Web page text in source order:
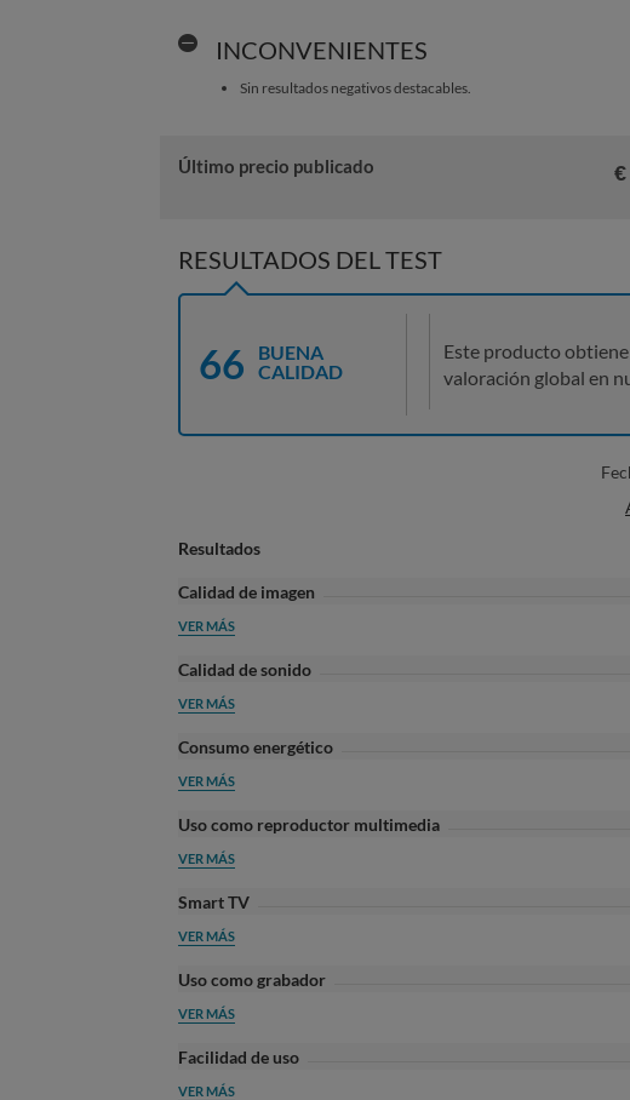
INCONVENIENTES
Sin resultados negativos destacables.
Último precio publicado €
RESULTADOS DEL TEST
66
BUENA
CALIDAD
Este producto
valoración global en
Resultados
Calidad de imagen
VER MÁS
Calidad de sonido
VER MÁS
Consumo energético
VER MÁS
Uso como reproductor multimedia
VER MÁS
Smart TV
VER MÁS
Uso como grabador
VER MÁS
Facilidad de uso
VER MÁS